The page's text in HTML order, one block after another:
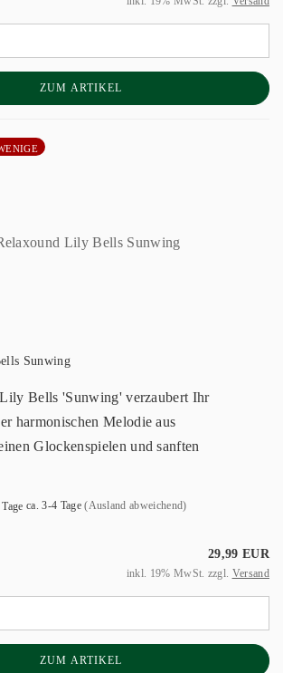
ZUM ARTIKEL
Sunwing
Bells 'Sunwing' verzaubert Ihr
harmonischen Melodie aus
Glockenspielen und sanften
ca. 3-4 Tage (Ausland abweichend)
29,99 EUR
inkl. 19% MwSt. zzgl. Versand
ZUM ARTIKEL